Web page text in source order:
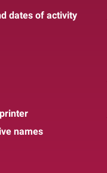
dates of activity
names